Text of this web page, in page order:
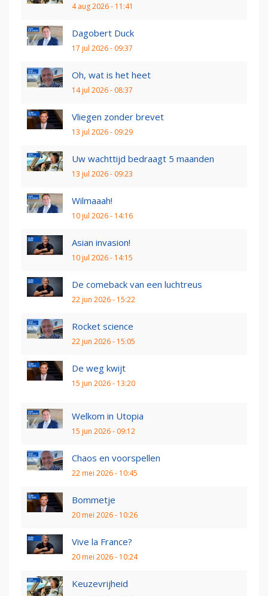
4 aug 2026 - 11:41
Dagobert Duck
17 jul 2026 - 09:37
Oh, wat is het heet
14 jul 2026 - 08:37
Vliegen zonder brevet
13 jul 2026 - 09:29
Uw wachttijd bedraagt 5 maanden
13 jul 2026 - 09:23
Wilmaaah!
10 jul 2026 - 14:16
Asian invasion!
10 jul 2026 - 14:15
De comeback van een luchtreus
22 jun 2026 - 15:22
Rocket science
22 jun 2026 - 15:05
De weg kwijt
15 jun 2026 - 13:20
Welkom in Utopia
15 jun 2026 - 09:12
Chaos en voorspellen
22 mei 2026 - 10:45
Bommetje
20 mei 2026 - 10:26
Vive la France?
20 mei 2026 - 10:24
Keuzevrijheid